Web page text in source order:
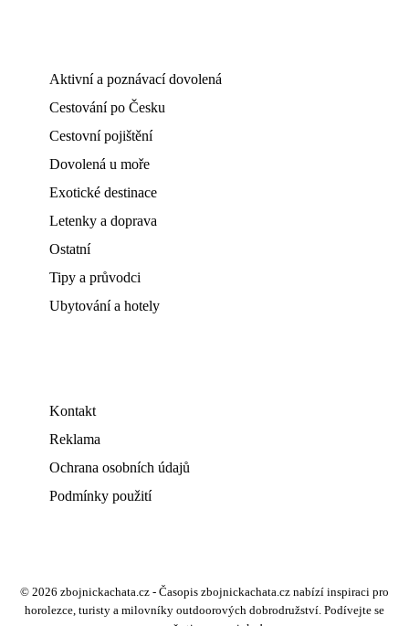
Aktivní a poznávací dovolená
Cestování po Česku
Cestovní pojištění
Dovolená u moře
Exotické destinace
Letenky a doprava
Ostatní
Tipy a průvodci
Ubytování a hotely
Kontakt
Reklama
Ochrana osobních údajů
Podmínky použití
© 2026 zbojnickachata.cz - Časopis zbojnickachata.cz nabízí inspiraci pro
horolezce, turisty a milovníky outdoorových dobrodružství. Podívejte se